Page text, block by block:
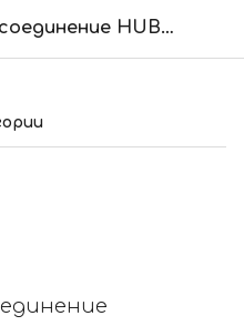
Быстроразъёмное соединение HUBERTH пластик, елочка 10мм RP208402